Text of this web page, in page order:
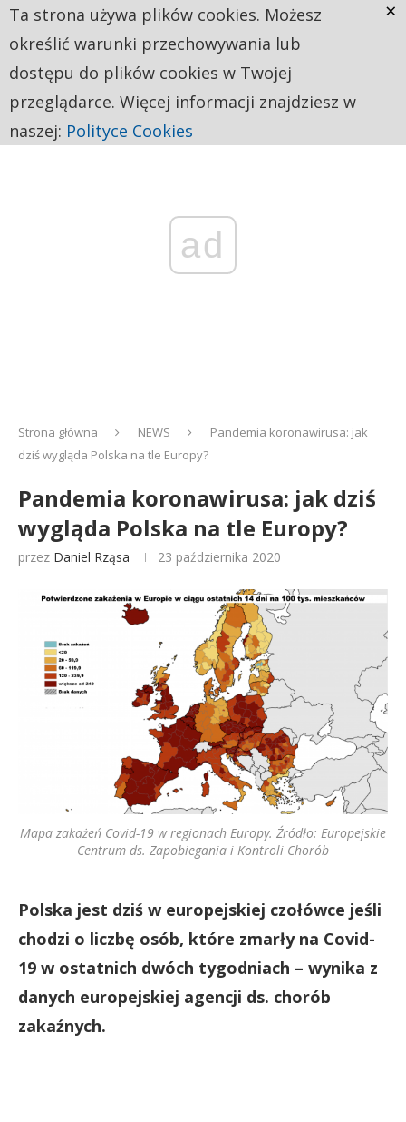
ad
Strona główna NEWS
Pandemia koronawirusa: jak
dziś wygląda Polska na tle Europy?
Pandemia koronawirusa: jak dziś
wygląda Polska na tle Europy?
przez Daniel Rząsa 23 października 2020
Mapa zakażeń Covid-19 w regionach Europy. Źródło: Europejskie
Centrum ds. Zapobiegania i Kontroli Chorób
Polska jest dziś w europejskiej czołówce jeśli
chodzi o liczbę osób, które zmarły na Covid-
19 w ostatnich dwóch tygodniach – wynika z
danych europejskiej agencji ds. chorób
zakaźnych.
Ta strona używa plików cookies. Możesz
określić warunki przechowywania lub
dostępu do plików cookies w Twojej
przeglądarce. Więcej informacji znajdziesz w
naszej: Polityce Cookies
×